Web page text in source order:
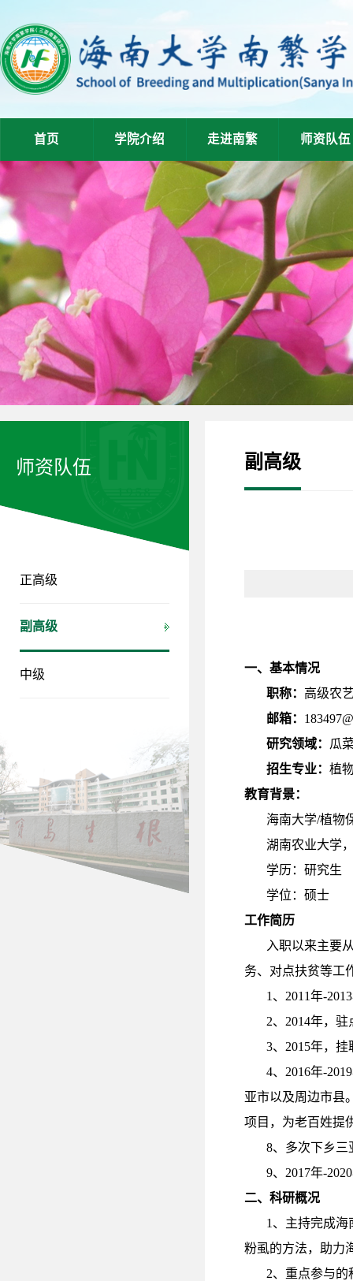
首页 学院介绍 走进南繁 师资队伍
师资队伍
正高级
副高级
中级
副高级
一、基本情况
职称： 高级农
邮箱：
研究领域： 瓜
招生专业： 植
教育背景：
海南大学/植物
湖南农业大学
学历：研究生
学位：硕士
工作简历
入职以来主要
务、对点扶贫等工
1、2011年-
2、2014年，
3、2015年，
4、2016年-
亚市以及周边市县
项目，为老百姓提
8、多次下乡三
9、2017年-
二、科研概况
1 、主持完成海
粉虱的方法，助力
2、重点参与的